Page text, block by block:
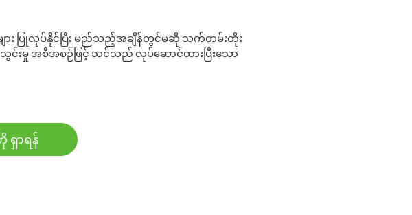
များ ပြုလုပ်နိုင်ပြီး မည်သည့်အချိန်တွင်မဆို သက်တမ်းတိုး
းမှု အစီအစဉ်ဖြင့် သင်သည် လုပ်ဆောင်ထားပြီးသော
ရှာရန်